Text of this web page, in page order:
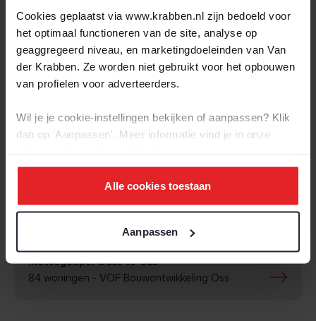
Cookies geplaatst via www.krabben.nl zijn bedoeld voor
het optimaal functioneren van de site, analyse op
geaggregeerd niveau, en marketingdoeleinden van Van
der Krabben. Ze worden niet gebruikt voor het opbouwen
van profielen voor adverteerders.
Wil je je cookie-instellingen bekijken of aanpassen? Klik
dan op 'Aanpassen'. Meer informatie vind je in onze
Alle cookies toestaan
Aanpassen
Verkocht
Mettegeupel Oost te Oss
84 woningen - VOF Bouwontwikkeling Oss